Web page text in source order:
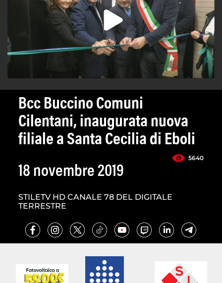
Bcc Buccino Comuni
Cilentani, inaugurata nuova
filiale a Santa Cecilia di Eboli
5640
18 novembre 2019
STILETV HD CANALE 78 DEL DIGITALE
TERRESTRE